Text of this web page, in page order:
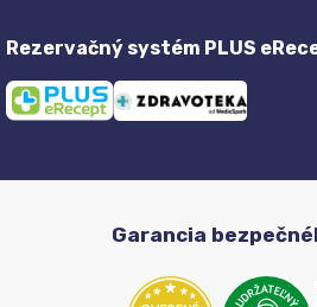
Rezervačný systém PLUS
Garancia